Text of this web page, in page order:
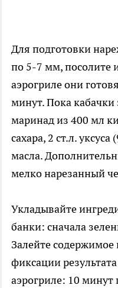
Для подготовки
по 5-7 мм, посолите
аэрогриле они
минут. Пока кабачки
маринад из 400 мл
сахара, 2 ст.л.
масла.
мелко нарезанный
Укладывайте
банки: сначала
Залейте
фиксации
аэрогриле: 10